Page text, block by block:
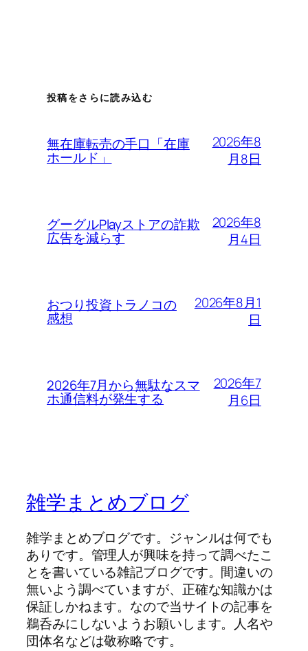
投稿をさらに読み込む
無在庫転売の手口「在庫
ホールド」
2026年8
月8日
グーグルPlayストアの詐欺
広告を減らす
2026年8
月4日
おつり投資トラノコの
感想
2026年8月1
日
2026年7月から無駄なスマ
ホ通信料が発生する
2026年7
月6日
雑学まとめブログ
雑学まとめブログです。ジャンルは何でも
ありです。管理人が興味を持って調べたこ
とを書いている雑記ブログです。間違いの
無いよう調べていますが、正確な知識かは
保証しかねます。なので当サイトの記事を
鵜呑みにしないようお願いします。人名や
団体名などは敬称略です。